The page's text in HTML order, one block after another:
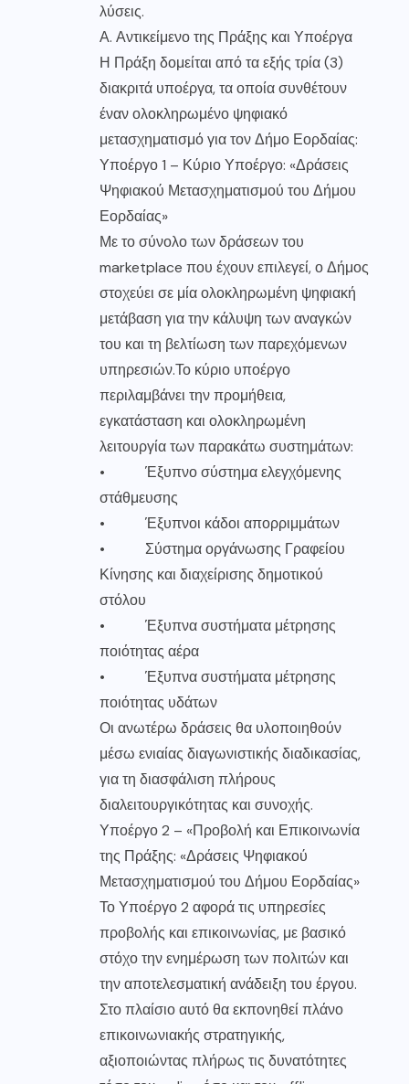
λύσεις.
Α. Αντικείμενο της Πράξης και Υποέργα
Η Πράξη δομείται από τα εξής τρία (3)
διακριτά υποέργα, τα οποία συνθέτουν
έναν ολοκληρωμένο ψηφιακό
μετασχηματισμό για τον Δήμο Εορδαίας:
Υποέργο 1 – Κύριο Υποέργο: «Δράσεις
Ψηφιακού Μετασχηματισμού του Δήμου
Εορδαίας»
Με το σύνολο των δράσεων του
marketplace που έχουν επιλεγεί, ο Δήμος
στοχεύει σε μία ολοκληρωμένη ψηφιακή
μετάβαση για την κάλυψη των αναγκών
του και τη βελτίωση των παρεχόμενων
υπηρεσιών.Το κύριο υποέργο
περιλαμβάνει την προμήθεια,
εγκατάσταση και ολοκληρωμένη
λειτουργία των παρακάτω συστημάτων:
• Έξυπνο σύστημα ελεγχόμενης
στάθμευσης
• Έξυπνοι κάδοι απορριμμάτων
• Σύστημα οργάνωσης Γραφείου
Κίνησης και διαχείρισης δημοτικού
στόλου
• Έξυπνα συστήματα μέτρησης
ποιότητας αέρα
• Έξυπνα συστήματα μέτρησης
ποιότητας υδάτων
Οι ανωτέρω δράσεις θα υλοποιηθούν
μέσω ενιαίας διαγωνιστικής διαδικασίας,
για τη διασφάλιση πλήρους
διαλειτουργικότητας και συνοχής.
Υποέργο 2 – «Προβολή και Επικοινωνία
της Πράξης: «Δράσεις Ψηφιακού
Μετασχηματισμού του Δήμου Εορδαίας»
Το Υποέργο 2 αφορά τις υπηρεσίες
προβολής και επικοινωνίας, με βασικό
στόχο την ενημέρωση των πολιτών και
την αποτελεσματική ανάδειξη του έργου.
Στο πλαίσιο αυτό θα εκπονηθεί πλάνο
επικοινωνιακής στρατηγικής,
αξιοποιώντας πλήρως τις δυνατότητες